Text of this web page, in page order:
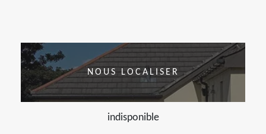
NOUS LOCALISER
indisponible